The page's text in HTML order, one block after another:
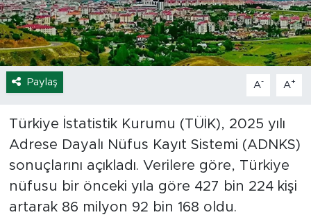
Paylaş A- A+
Türkiye İstatistik Kurumu (TÜİK), 2025 yılı
Adrese Dayalı Nüfus Kayıt Sistemi (ADNKS)
sonuçlarını açıkladı. Verilere göre, Türkiye
nüfusu bir önceki yıla göre 427 bin 224 kişi
artarak 86 milyon 92 bin 168 oldu.
Eğitim
Ekonomi
Hava Durumu
Tavz Der
Bingöl Kaza Haberleri